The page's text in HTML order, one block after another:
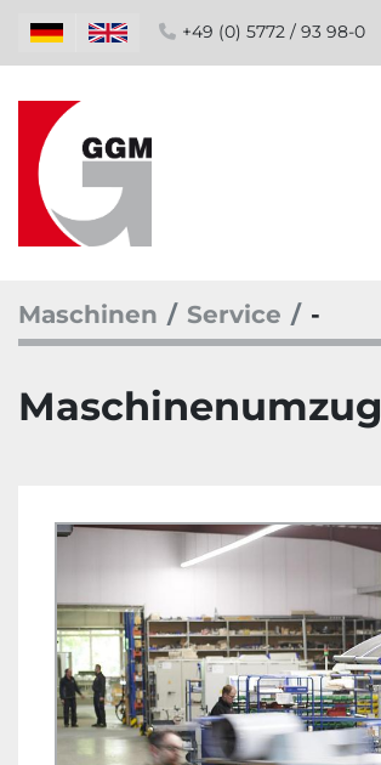
+49 (0) 5772 / 93 98-0
Maschinen Service -
Maschinenumzug